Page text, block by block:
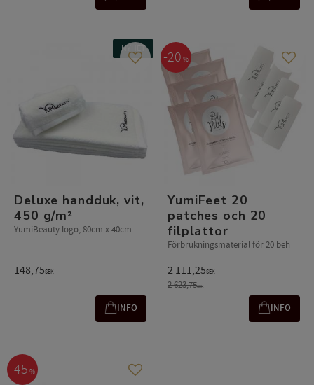
Deluxe handduk, vit,
450 g/m²
YumiBeauty logo, 80cm x 40cm
148,75SEK
NYHET
Lägg till i favoriter
INFO
YumiFeet 20
patches och 20
filplattor
Förbrukningsmaterial för 20 beh
2 111,25SEK
2 623,75SEK
20 %
INFO
45 % Lägg till i favoriter